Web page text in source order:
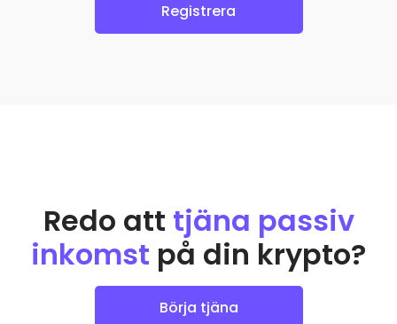
Registrera
Redo att tjäna passiv
inkomst på din krypto?
Börja tjäna